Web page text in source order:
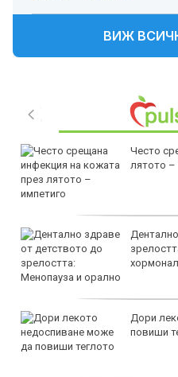
ВИЖ
Често
лятото –
Дори
повиши